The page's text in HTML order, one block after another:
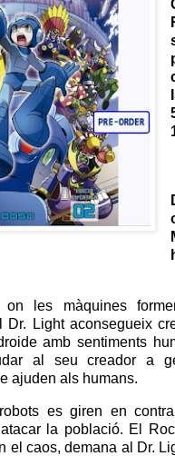
les màquines
Dr. Light aconsegueix
amb sentiments
al seu creador a
ajuden als humans.
es giren en
la població. El
el caos, demana al Dr.